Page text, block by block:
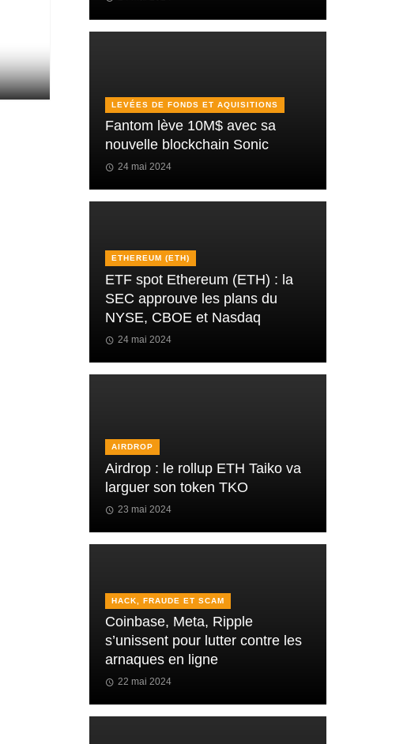
LEVÉES DE FONDS ET AQUISITIONS
Fantom lève 10M$ avec sa
nouvelle blockchain Sonic
24 mai 2024
ETHEREUM (ETH)
ETF spot Ethereum (ETH) : la
SEC approuve les plans du
NYSE, CBOE et Nasdaq
24 mai 2024
AIRDROP
Airdrop : le rollup ETH Taiko va
larguer son token TKO
23 mai 2024
HACK, FRAUDE ET SCAM
Coinbase, Meta, Ripple
s’unissent pour lutter contre les
arnaques en ligne
22 mai 2024